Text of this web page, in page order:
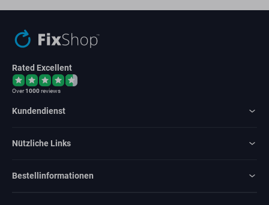
Rated Excellent
Over1000reviews
Kundendienst
Nützliche Links
Bestellinformationen